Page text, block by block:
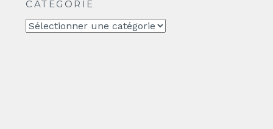
CATEGORIE
CATEGORIE